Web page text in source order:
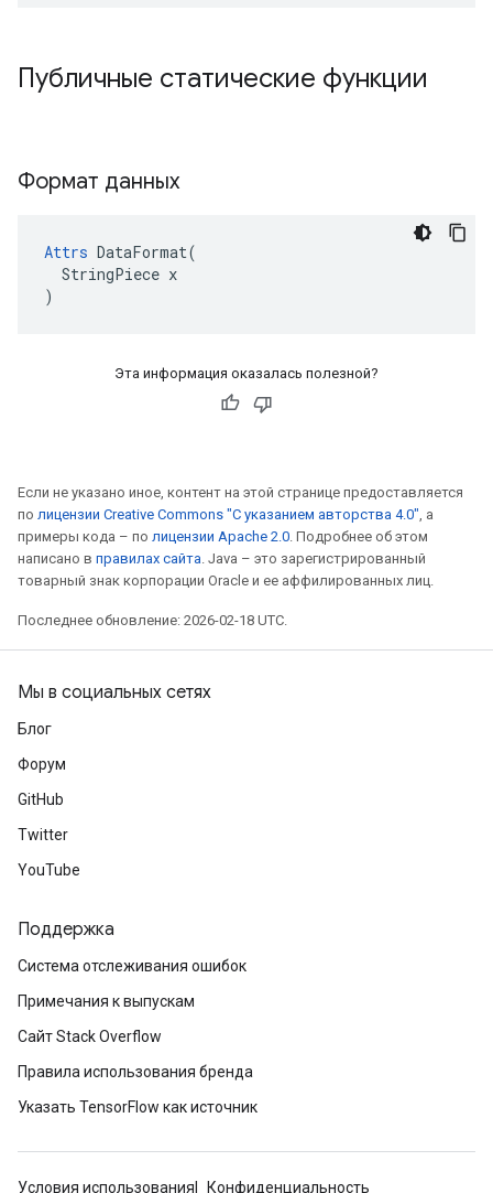
Публичные статические функции
Формат данных
Attrs DataFormat(
  StringPiece x
)
Эта информация оказалась полезной?
Если не указано иное, контент на этой странице предоставляется
по лицензии Creative Commons "С указанием авторства 4.0", а
примеры кода – по лицензии Apache 2.0. Подробнее об этом
написано в правилах сайта. Java – это зарегистрированный
товарный знак корпорации Oracle и ее аффилированных лиц.
Последнее обновление: 2026-02-18 UTC.
Мы в социальных сетях
Блог
Форум
GitHub
Twitter
YouTube
Поддержка
Система отслеживания ошибок
Примечания к выпускам
Сайт Stack Overflow
Правила использования бренда
Указать TensorFlow как источник
Условия использования Конфиденциальность